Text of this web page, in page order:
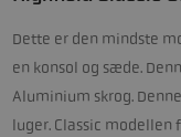
Dette er den mindste
en konsol og sæde.
Aluminium skrog.
luger. Classic